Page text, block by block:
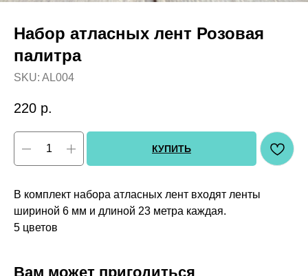
Набор атласных лент Розовая
палитра
SKU: AL004
220 р.
КУПИТЬ
В комплект набора атласных лент входят ленты
шириной 6 мм и длиной 23 метра каждая.
5 цветов
Вам может пригодиться